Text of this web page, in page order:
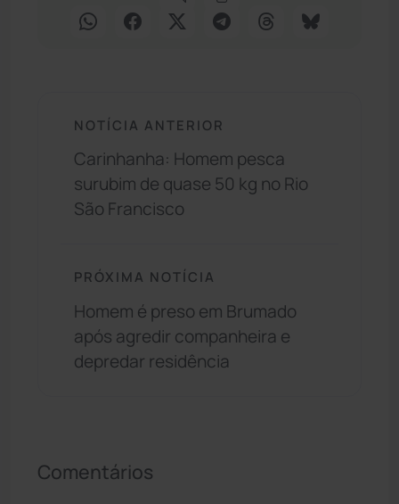
NOTÍCIA ANTERIOR
Carinhanha: Homem pesca
surubim de quase 50 kg no Rio
São Francisco
PRÓXIMA NOTÍCIA
Homem é preso em Brumado
após agredir companheira e
depredar residência
Comentários